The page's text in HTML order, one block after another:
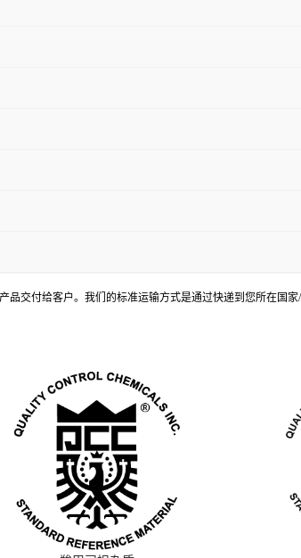
交付给客户。我们的标准运输方式是通过快递到您所在国